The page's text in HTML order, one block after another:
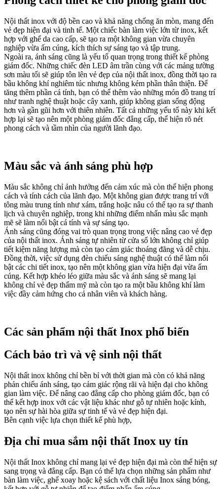
Nội thất inox với độ bền cao và khả năng chống ăn mòn, mang đến
vẻ đẹp hiện đại và tinh tế. Một chiếc bàn làm việc lớn từ inox, kết
hợp với ghế da cao cấp, sẽ tạo ra một không gian vừa chuyên
nghiệp vừa ấm cúng, kích thích sự sáng tạo và tập trung.
Ngoài ra, ánh sáng cũng là yếu tố quan trọng trong thiết kế phòng
giám đốc. Những chiếc đèn LED âm trần cùng với các mảng tường
sơn màu tối sẽ giúp tôn lên vẻ đẹp của nội thất inox, đồng thời tạo ra
bầu không khí nghiêm túc nhưng không kém phần thân thiện. Để
tăng thêm phần cá tính, bạn có thể thêm vào những món đồ trang trí
như tranh nghệ thuật hoặc cây xanh, giúp không gian sống động
hơn và gần gũi hơn với thiên nhiên. Tất cả những yếu tố này khi kết
hợp lại sẽ tạo nên một phòng giám đốc đẳng cấp, thể hiện rõ nét
phong cách và tầm nhìn của người lãnh đạo.
Màu sắc và ánh sáng phù hợp
Màu sắc không chỉ ảnh hưởng đến cảm xúc mà còn thể hiện phong
cách và tính cách của lãnh đạo. Một không gian được trang trí với
tông màu trung tính như xám, trắng hoặc nâu có thể tạo ra sự thanh
lịch và chuyên nghiệp, trong khi những điểm nhấn màu sắc mạnh
mẽ sẽ làm nổi bật cá tính và sự sáng tạo.
Ánh sáng cũng đóng vai trò quan trọng trong việc nâng cao vẻ đẹp
của nội thất inox. Ánh sáng tự nhiên từ cửa sổ lớn không chỉ giúp
tiết kiệm năng lượng mà còn tạo cảm giác thoáng đãng và dễ chịu.
Đồng thời, việc sử dụng đèn chiếu sáng nghệ thuật có thể làm nổi
bật các chi tiết inox, tạo nên một không gian vừa hiện đại vừa ấm
cúng. Kết hợp khéo léo giữa màu sắc và ánh sáng sẽ mang lại
không chỉ vẻ đẹp thẩm mỹ mà còn tạo ra một bầu không khí làm
việc đầy cảm hứng cho cả nhân viên và khách hàng.
Các sản phẩm nội thất Inox phổ biến
Cách bảo trì và vệ sinh nội thất
Nội thất inox không chỉ bền bỉ với thời gian mà còn có khả năng
phản chiếu ánh sáng, tạo cảm giác rộng rãi và hiện đại cho không
gian làm việc. Để nâng cao đẳng cấp cho phòng giám đốc, bạn có
thể kết hợp inox với các vật liệu khác như gỗ tự nhiên hoặc kính,
tạo nên sự hài hòa giữa sự tinh tế và vẻ đẹp hiện đại.
Bên cạnh việc lựa chọn thiết kế phù hợp,
Địa chỉ mua sắm nội thất Inox uy tín
Nội thất Inox không chỉ mang lại vẻ đẹp hiện đại mà còn thể hiện sự
sang trọng và đẳng cấp. Bạn có thể lựa chọn những sản phẩm như
bàn làm việc, ghế xoay hoặc kệ sách với chất liệu Inox sáng bóng,